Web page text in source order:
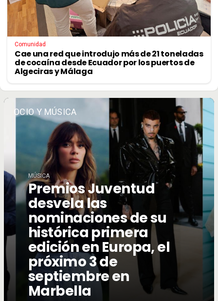
Comunidad
Cae una red que introdujo más de 21 toneladas
de cocaína desde Ecuador por los puertos de
Algeciras y Málaga
OCIO Y MÚSICA
MÚSICA
Premios Juventud
desvela las
nominaciones de su
histórica primera
edición en Europa, el
próximo 3 de
septiembre en
Marbella